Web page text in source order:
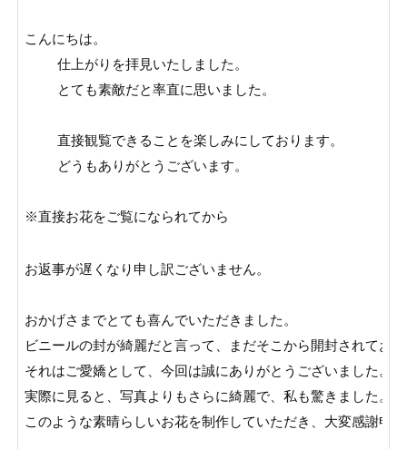
こんにちは。
    仕上がりを拝見いたしました。
    とても素敵だと率直に思いました。
    直接観覧できることを楽しみにしております。
    どうもありがとうございます。
※直接お花をご覧になられてから
お返事が遅くなり申し訳ございません。
おかげさまでとても喜んでいただきました。
ビニールの封が綺麗だと言って、まだそこから開封されてお
それはご愛嬌として、今回は誠にありがとうございました。
実際に見ると、写真よりもさらに綺麗で、私も驚きました。
このような素晴らしいお花を制作していただき、大変感謝申